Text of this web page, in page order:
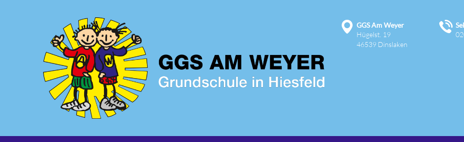
GGS Am Weyer
Hügelst. 19
46539 Dinslaken